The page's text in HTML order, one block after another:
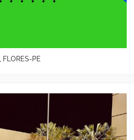
FLORES-PE